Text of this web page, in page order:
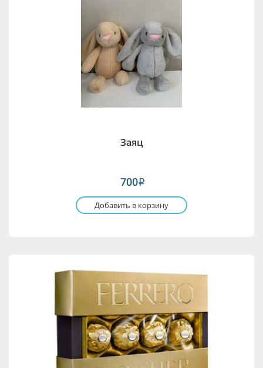
Заяц
700i
Добавить в корзину